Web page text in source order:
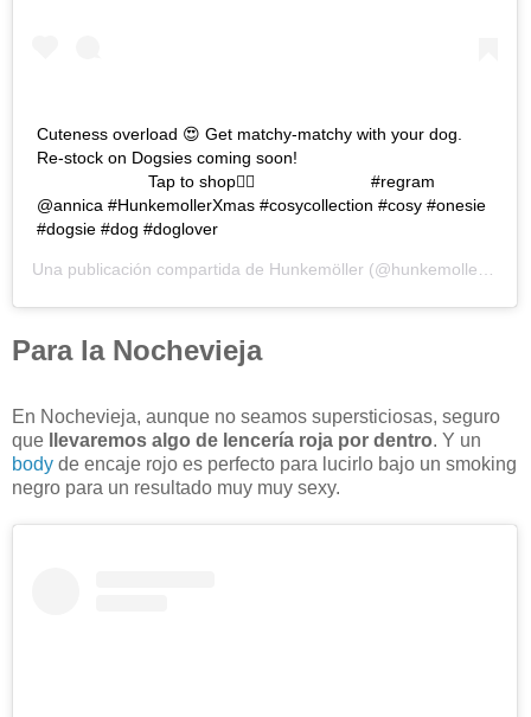
Cuteness overload 😍 Get matchy-matchy with your dog.
Re-stock on Dogsies coming soon! ⠀⠀⠀⠀⠀⠀⠀⠀⠀
⠀⠀⠀⠀⠀⠀⠀⠀⠀ Tap to shop👆🏼 ⠀⠀⠀⠀⠀⠀⠀⠀⠀ #regram
@annica #HunkemollerXmas #cosycollection #cosy #onesie
#dogsie #dog #doglover
Una publicación compartida de Hunkemöller (@hunkemoller) el
Para la Nochevieja
En Nochevieja, aunque no seamos supersticiosas, seguro
que
llevaremos algo de lencería roja por dentro. Y un
body de encaje rojo es perfecto para lucirlo bajo un smoking
negro para un resultado muy muy sexy.